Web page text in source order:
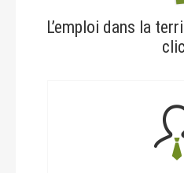
L’emploi dans la